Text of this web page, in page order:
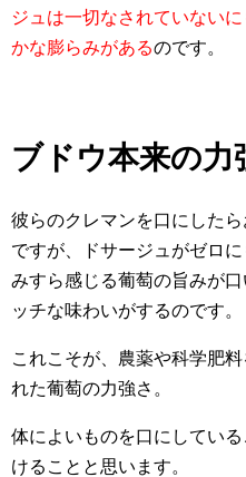
ジュは一切なされていない
かな膨らみがあるのです。
ブドウ本来の力
彼らのクレマンを口にした
ですが、ドサージュがゼロ
みすら感じる葡萄の旨みが
ッチな味わいがするのです。
これこそが、農薬や科学肥
れた葡萄の力強さ。
体によいものを口にしてい
けることと思います。